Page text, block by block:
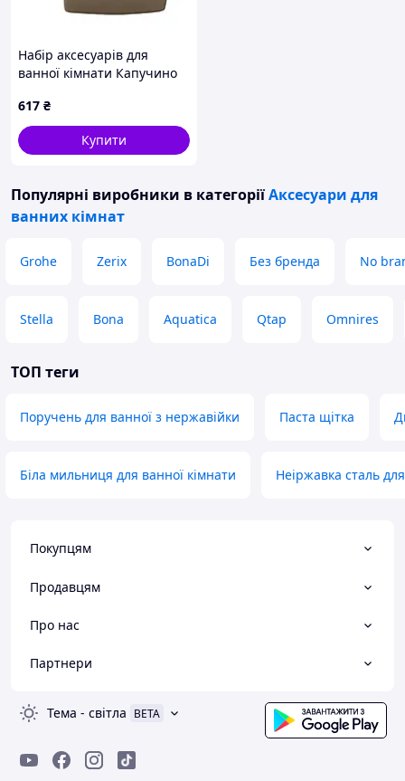
Набір аксесуарів для
ванної кімнати Капучино
617 ₴
Купити
Популярні виробники в категоріїАксесуари для
ванних кімнат
Grohe Zerix BonaDi Без бренда No
Stella Bona Aquatica Qtap Omnires
ТОП теги
Поручень для ванної з нержавійки Паста щітка
Біла мильниця для ванної кімнати Неіржавка сталь
Покупцям
Продавцям
Про нас
Партнери
Тема - світла BETA